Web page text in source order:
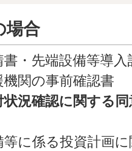
場合
・先端設備等導入
関の事前確認書
状況確認に関する
等に係る投資計画